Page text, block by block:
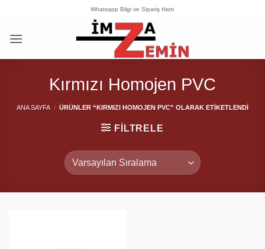
Whatsapp Bilgi ve Sipariş Hattı
Kırmızı Homojen PVC
ANA SAYFA / ÜRÜNLER “KIRMIZI HOMOJEN PVC” OLARAK ETIKETLENDI
FILTRELE